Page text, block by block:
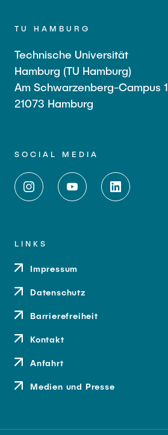
TU HAMBURG
Technische Universität
Hamburg (TU Hamburg)
Am Schwarzenberg-Campus 1
21073 Hamburg
SOCIAL MEDIA
LINKS
Impressum
Datenschutz
Barrierefreiheit
Kontakt
Anfahrt
Medien und Presse